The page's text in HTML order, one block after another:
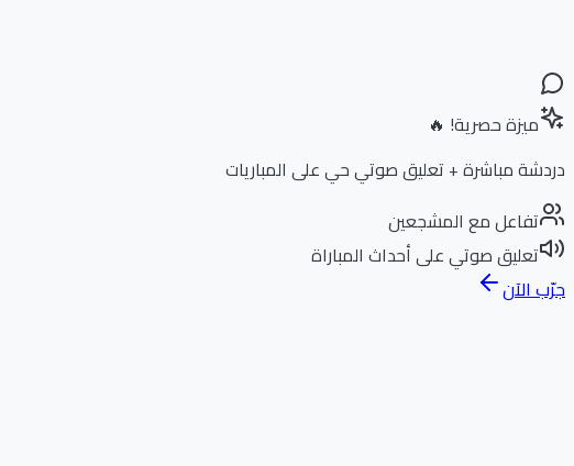
ميزة حصرية! 🔥
دردشة مباشرة + تعليق صوتي حي على المباريات
تفاعل مع المشجعين
تعليق صوتي على أحداث المباراة
جرّب الآن